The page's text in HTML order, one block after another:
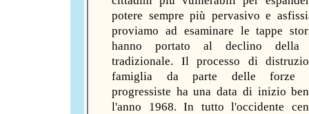
potere sempre più pervasivo e
proviamo ad esaminare le tappe
hanno portato al declino della
tradizionale. Il processo di
famiglia da parte delle forze
progressiste ha una data di inizio
l'anno 1968. In tutto l'occidente